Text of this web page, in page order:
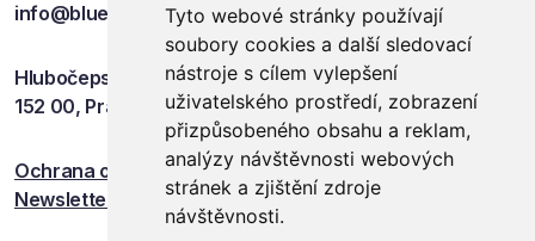
Tyto webové stránky používají
soubory cookies a další sledovací
nástroje s cílem vylepšení
uživatelského prostředí, zobrazení
přizpůsobeného obsahu a reklam,
analýzy návštěvnosti webových
stránek a zjištění zdroje
návštěvnosti.
info@blueevents.eu
Hlubočepská 701/38c
152 00, Praha 5
Ochrana osobních údajů
Newsletter